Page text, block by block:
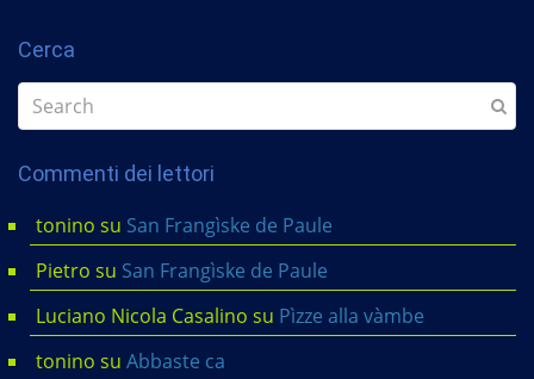
Cerca
Commenti dei lettori
tonino su San Frangìske de Paule
Pietro su San Frangìske de Paule
Luciano Nicola Casalino su Pìzze alla vàmbe
tonino su Abbaste ca